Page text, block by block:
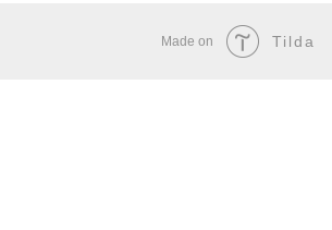
Made on Tilda